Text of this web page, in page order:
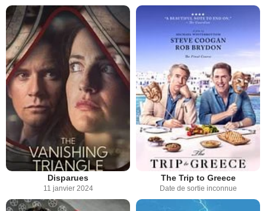
Disparues
11 janvier 2024
The Trip to Greece
Date de sortie inconnue